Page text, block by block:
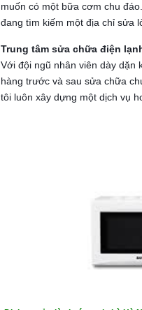
muốn có một bữa cơm chu
đang tìm kiếm một địa chỉ sửa
Trung tâm sửa chữa điện
Với đội ngũ nhân viên dày dặn
hàng trước và sau sửa chữa
tôi luôn xây dựng một dịch vụ